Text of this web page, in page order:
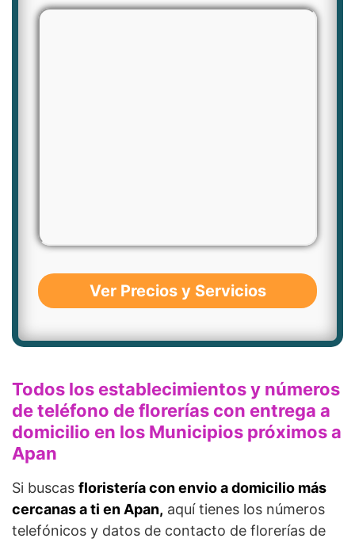
Ver Precios y Servicios
Todos los establecimientos y números
de teléfono de florerías con entrega a
domicilio en los Municipios próximos a
Apan
Si buscas floristería con envio a domicilio más
cercanas a ti en Apan, aquí tienes los números
telefónicos y datos de contacto de florerías de